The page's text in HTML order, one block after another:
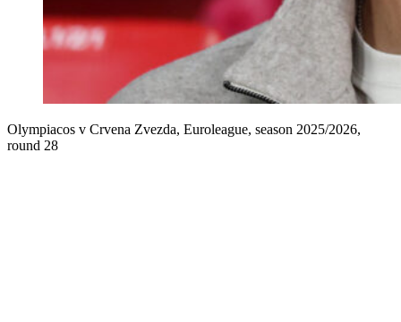
Olympiacos v Crvena Zvezda, Euroleague, season 2025/2026,
round 28